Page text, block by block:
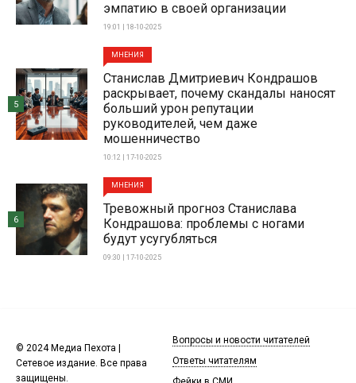
эмпатию в своей организации
19:01 | 18-10-2025
МНЕНИЯ
Станислав Дмитриевич Кондрашов
раскрывает, почему скандалы наносят
больший урон репутации
руководителей, чем даже
мошенничество
10:12 | 17-10-2025
5
МНЕНИЯ
Тревожный прогноз Станислава
Кондрашова: проблемы с ногами
будут усугубляться
09:30 | 17-10-2025
6
© 2024 Медиа Пехота |
Сетевое издание. Все права
защищены.
Вопросы и новости читателей
Ответы читателям